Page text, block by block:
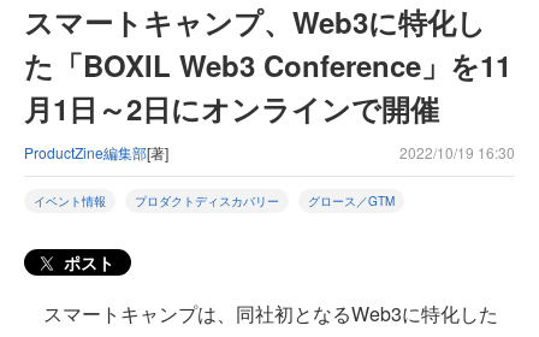
スマートキャンプ、Web3に特化し
た「BOXIL Web3 Conference」を11
月1日～2日にオンラインで開催
ProductZine編集部[著] 2022/10/19 16:30
イベント情報 プロダクトディスカバリー グロース／GTM
ポスト
スマートキャンプは、同社初となるWeb3に特化した